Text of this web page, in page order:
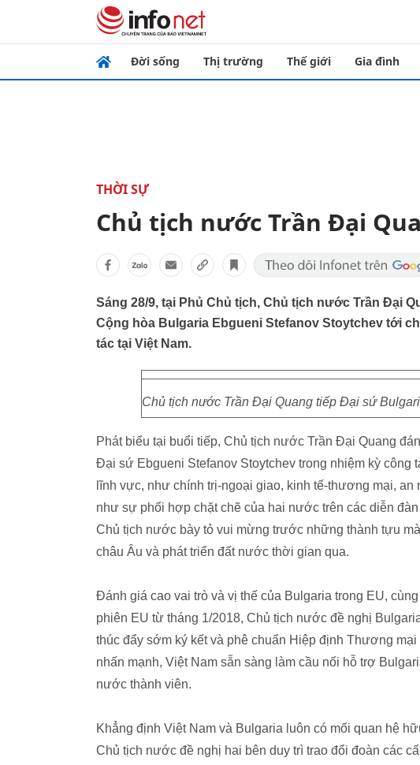
Đời sống Thị trường Thế giới Gia đình
THỜI SỰ
Chủ tịch nước Trần Đại
Sáng 28/9, tại Phủ Chủ tịch, Chủ tịch nước Trần Đại
Cộng hòa Bulgaria Ebgueni Stefanov Stoytchev tới
tác tại Việt Nam.
Chủ tịch nước Trần Đại Quang tiếp Đại sứ
Phát biểu tại buổi tiếp, Chủ tịch nước Trần Đại Quang
Đại sứ Ebgueni Stefanov Stoytchev trong nhiệm kỳ
lĩnh vực, như chính trị-ngoại giao, kinh tế-thương mại,
như sự phối hợp chặt chẽ của hai nước trên các diễn
Chủ tịch nước bày tỏ vui mừng trước những thành tựu
châu Âu và phát triển đất nước thời gian qua.
Đánh giá cao vai trò và vị thế của Bulgaria trong EU,
phiên EU từ tháng 1/2018, Chủ tịch nước đề nghị
thúc đẩy sớm ký kết và phê chuẩn Hiệp định Thương
nhấn mạnh, Việt Nam sẵn sàng làm cầu nối hỗ trợ
nước thành viên.
Khẳng định Việt Nam và Bulgaria luôn có mối quan hệ
Chủ tịch nước đề nghị hai bên duy trì trao đổi đoàn các